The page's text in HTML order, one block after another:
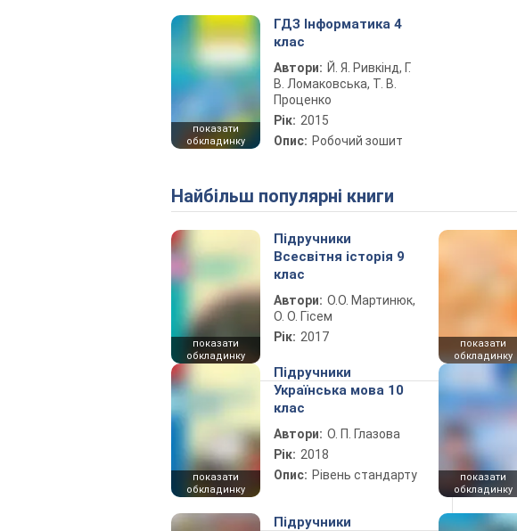
показати
обкладинку
ГДЗ Інформатика 4
клас
Автори: Й. Я. Ривкінд, Г.
В. Ломаковська, Т. В.
Проценко
Рік: 2015
Опис: Робочий зошит
Найбільш популярні книги
показати
обкладинку
Підручники
Всесвітня історія 9
клас
Автори: О.О. Мартинюк,
О. О. Гісем
Рік: 2017
показати
обкладинку
показати
обкладинку
Підручники
Українська мова 10
клас
Автори: О. П. Глазова
Рік: 2018
Опис: Рівень стандарту
показати
обкладинку
Підручники